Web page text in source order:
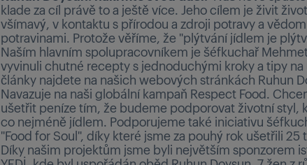
klade za cíl právě to a ještě více. Jeho cílem je živit
všímavý, v kontaktu s přírodou a zdroji potravy a
potravinami. Protože věříme, že "plýtvání jídlem je
Naším hlavním spolupracovníkem je šéfkuchař
vyvinuli chutné recepty s jednoduchými kroky a tipy na
články najdete na našich webových stránkách Ruhun
Navazuje na naši globální kampaň Respect Food.
ušetřit peníze tím, že budeme podporovat životní styl,
co nejméně jídlem. Podporujeme také iniciativu
"Food for Soul", díky které jsme za pouhý rok ušetřili 25
Díky našim projektům jsme byli největším sponzorem